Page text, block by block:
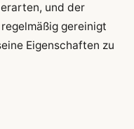
und der
gereinigt
Eigenschaften zu